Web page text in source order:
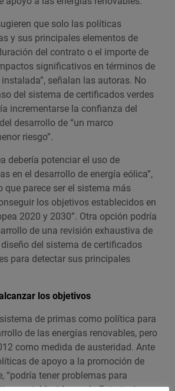
que solo las políticas
y sus principales elementos de
del contrato o el importe de
significativos en términos de
señalan las autoras. No
del sistema de certificados verdes
incrementarse la confianza del
desarrollo de “un marco
riesgo”.
debería potenciar el uso de
en el desarrollo de energía eólica”,
que parece ser el sistema más
los objetivos establecidos en
2020 y 2030”. Otra opción podría
de una revisión exhaustiva de
diseño del sistema de certificados
para detectar sus principales
los objetivos
de primas como política para
de las energías renovables, pero
como medida de austeridad. Ante
de apoyo a la promoción de
“podría tener problemas para